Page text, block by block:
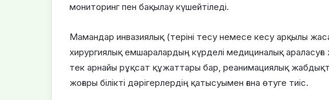
мониторинг пен бақылау күшейтіледі.
Мамандар инвазиялық (теріні тесу немесе кесу арқылы
хирургиялық емшаралардың күрделі медициналық
тек арнайы рұқсат құжаттары бар, реанимациялық
жоғары білікті дәрігерлердің қатысуымен ғана өтуге тиіс.